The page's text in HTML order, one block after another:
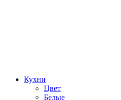
Кухни
Цвет
Белые